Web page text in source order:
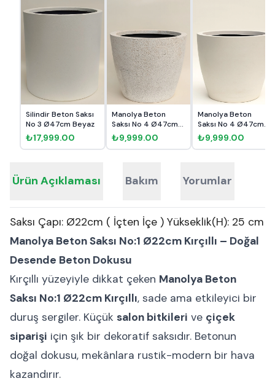
Silindir Beton Saksı
No 3 Ø47cm Beyaz
₺17,999.00
Manolya Beton
Saksı No 4 Ø47cm
Kırçıllı
₺9,999.00
Manolya Beton
Saksı No 4 Ø47cm
Beyaz
₺9,999.00
Ürün Açıklaması Bakım Yorumlar
Saksı Çapı: Ø22cm ( İçten İçe ) Yükseklik(H): 25 cm
Manolya Beton Saksı No:1 Ø22cm Kırçıllı – Doğal
Desende Beton Dokusu
Kırçıllı yüzeyiyle dikkat çeken Manolya Beton
Saksı No:1 Ø22cm Kırçıllı, sade ama etkileyici bir
duruş sergiler. Küçük salon bitkileri ve çiçek
siparişi için şık bir dekoratif saksıdır. Betonun
doğal dokusu, mekânlara rustik-modern bir hava
kazandırır.